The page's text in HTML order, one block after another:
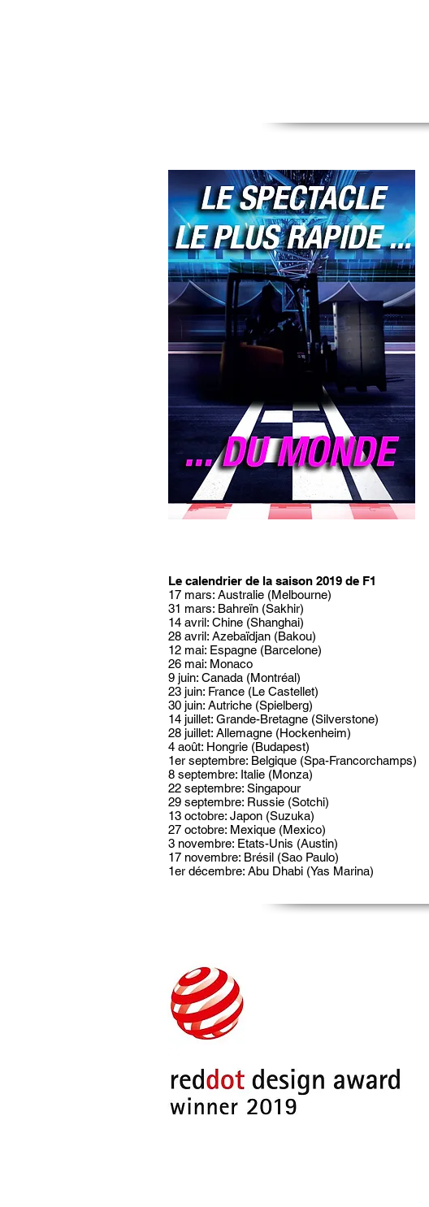
Le calendrier de la saison 2019 de F1
17 mars: Australie (Melbourne)
31 mars: Bahreïn (Sakhir)
14 avril: Chine (Shanghai)
28 avril: Azebaïdjan (Bakou)
12 mai: Espagne (Barcelone)
26 mai: Monaco
9 juin: Canada (Montréal)
23 juin: France (Le Castellet)
30 juin: Autriche (Spielberg)
14 juillet: Grande-Bretagne (Silverstone)
28 juillet: Allemagne (Hockenheim)
4 août: Hongrie (Budapest)
1er septembre: Belgique (Spa-Francorchamps)
8 septembre: Italie (Monza)
22 septembre: Singapour
29 septembre: Russie (Sotchi)
13 octobre: Japon (Suzuka)
27 octobre: Mexique (Mexico)
3 novembre: Etats-Unis (Austin)
17 novembre: Brésil (Sao Paulo)
1er décembre: Abu Dhabi (Yas Marina)